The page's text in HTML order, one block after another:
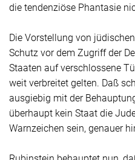
die tendenziöse Phantasie
Die Vorstellung von
Schutz vor dem Zugriff der
Staaten auf verschlossene
weit verbreitet gelten. Daß
ausgiebig mit der
überhaupt kein Staat die
Warnzeichen sein, genauer